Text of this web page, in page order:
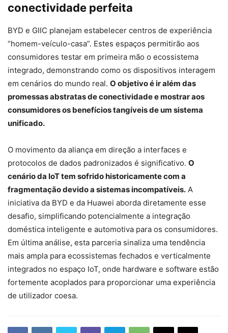
conectividade perfeita
BYD e GIIC planejam estabelecer centros de experiência
“homem-veículo-casa”. Estes espaços permitirão aos
consumidores testar em primeira mão o ecossistema
integrado, demonstrando como os dispositivos interagem
em cenários do mundo real. O objetivo é ir além das
promessas abstratas de conectividade e mostrar aos
consumidores os benefícios tangíveis de um sistema
unificado.
O movimento da aliança em direção a interfaces e
protocolos de dados padronizados é significativo. O
cenário da IoT tem sofrido historicamente com a
fragmentação devido a sistemas incompatíveis. A
iniciativa da BYD e da Huawei aborda diretamente esse
desafio, simplificando potencialmente a integração
doméstica inteligente e automotiva para os consumidores.
Em última análise, esta parceria sinaliza uma tendência
mais ampla para ecossistemas fechados e verticalmente
integrados no espaço IoT, onde hardware e software estão
fortemente acoplados para proporcionar uma experiência
de utilizador coesa.